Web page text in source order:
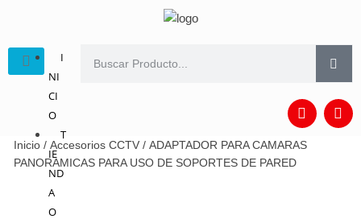
I
NI
CI
O
T
IE
ND
A
O
Inicio /Accesorios CCTV / ADAPTADOR PARA CAMARAS
PANORAMICAS PARA USO DE SOPORTES DE PARED